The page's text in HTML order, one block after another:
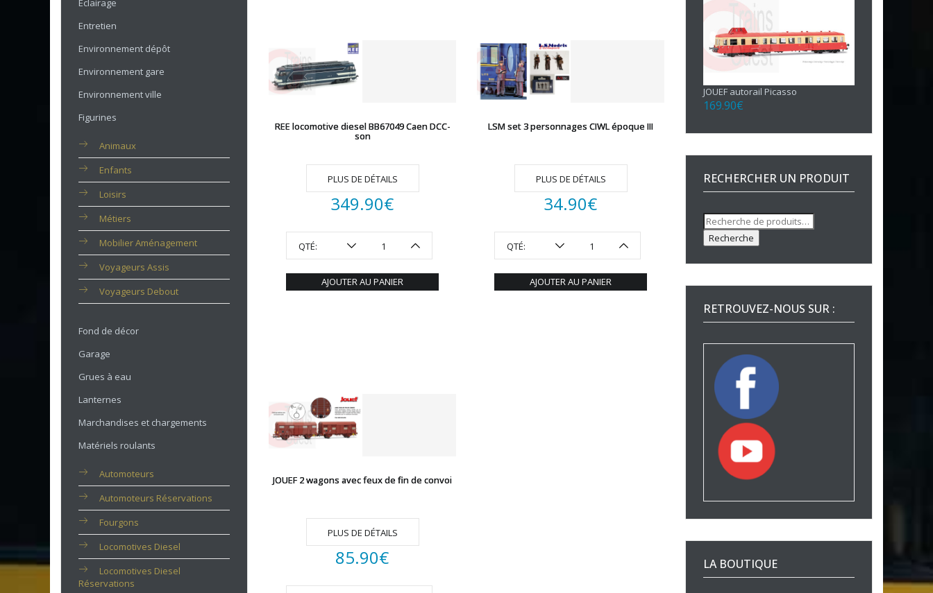
Eclairage
Entretien
Environnement dépôt
Environnement gare
Environnement ville
Figurines
Animaux
Enfants
Loisirs
Métiers
Mobilier Aménagement
Voyageurs Assis
Voyageurs Debout
Fond de décor
Garage
Grues à eau
Lanternes
Marchandises et chargements
Matériels roulants
Automoteurs
Automoteurs Réservations
Fourgons
Locomotives Diesel
Locomotives Diesel
Réservations
REE locomotive diesel BB67049 Caen DCC-
son
PLUS DE DÉTAILS
349.90€
QTÉ:
AJOUTER AU PANIER
LSM set 3 personnages CIWL époque III
PLUS DE DÉTAILS
34.90€
QTÉ:
AJOUTER AU PANIER
JOUEF 2 wagons avec feux de fin de convoi
PLUS DE DÉTAILS
85.90€
JOUEF autorail Picasso
169.90€
RECHERCHER UN PRODUIT
Recherche
pour :
Recherche
RETROUVEZ-NOUS SUR :
LA BOUTIQUE